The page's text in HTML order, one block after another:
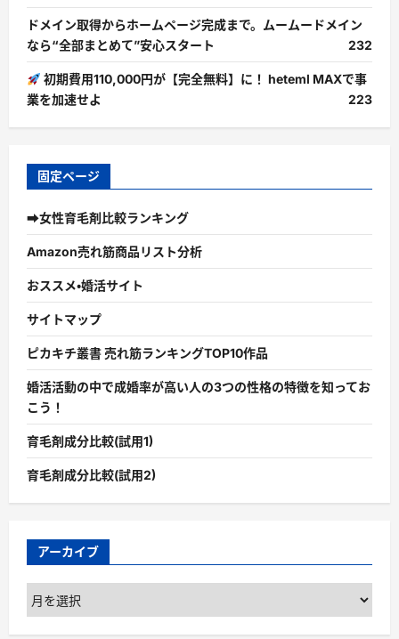
ドメイン取得からホームページ完成まで。ムームードメイン
なら“全部まとめて”安心スタート
232
初期費用110,000円が【完全無料】に！ heteml MAXで事
業を加速せよ
223
固定ページ
➡女性育毛剤比較ランキング
Amazon売れ筋商品リスト分析
おススメ・婚活サイト
サイトマップ
ピカキチ叢書 売れ筋ランキングTOP10作品
婚活活動の中で成婚率が高い人の3つの性格の特徴を知ってお
こう！
育毛剤成分比較(試用1)
育毛剤成分比較(試用2)
アーカイブ
ア
ー
カ